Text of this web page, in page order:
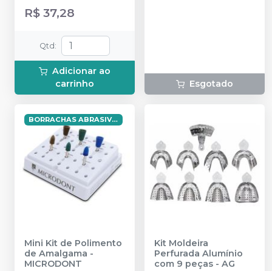
escova para
limpeza<br/>2 peças
elastômero na seringa
R$ 37,28
Qtd :
Adicionar ao
carrinho
Esgotado
BORRACHAS ABRASIVAS: MARROM, VERDE E AZUL
Mini Kit de Polimento
de Amalgama -
MICRODONT
Kit Moldeira
Perfurada Alumínio
com 9 peças - AG